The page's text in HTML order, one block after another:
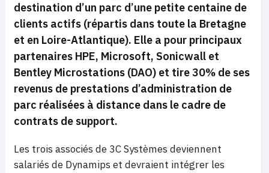
destination d’un parc d’une petite centaine de
clients actifs (répartis dans toute la Bretagne
et en Loire-Atlantique). Elle a pour principaux
partenaires HPE, Microsoft, Sonicwall et
Bentley Microstations (DAO) et tire 30% de ses
revenus de prestations d’administration de
parc réalisées à distance dans le cadre de
contrats de support.
Les trois associés de 3C Systèmes deviennent
salariés de Dynamips et devraient intégrer les